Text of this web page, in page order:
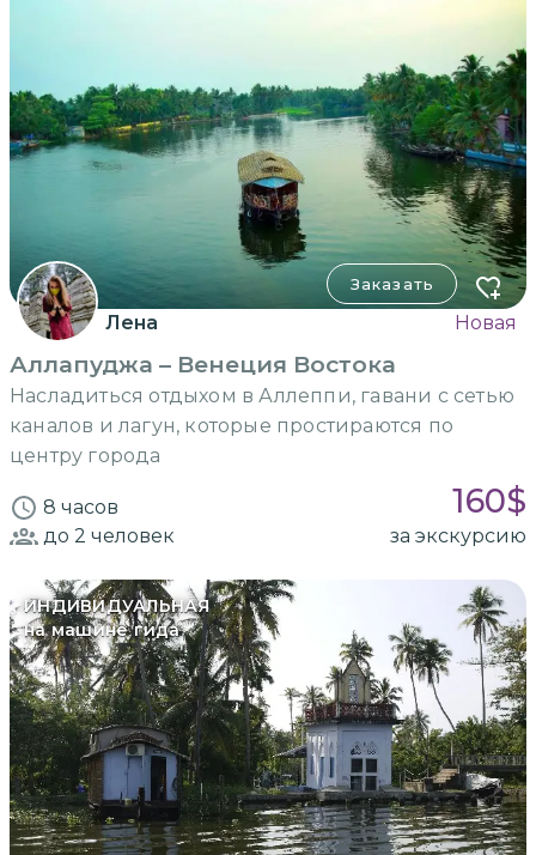
Заказать
Лена Новая
Аллапуджа – Венеция Востока
Насладиться отдыхом в Аллеппи, гавани с сетью
каналов и лагун, которые простираются по
центру города
8 часов 160$
до 2 человек за экскурсию
ИНДИВИДУАЛЬНАЯ
на машине гида